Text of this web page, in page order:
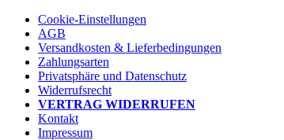
Cookie-Einstellungen
AGB
Versandkosten & Lieferbedingungen
Zahlungsarten
Privatsphäre und Datenschutz
Widerrufsrecht
VERTRAG WIDERRUFEN
Kontakt
Impressum